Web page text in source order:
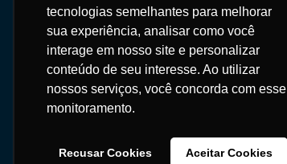
tecnologias semelhantes para melhorar
sua experiência, analisar como você
interage em nosso site e personalizar
conteúdo de seu interesse. Ao utilizar
nossos serviços, você concorda com esse
monitoramento.
Recusar Cookies Aceitar Cookies
tecnologias semelhantes para melhorar
sua experiência, analisar como você
interage em nosso site e personalizar
conteúdo de seu interesse. Ao utilizar
nossos serviços, você concorda com esse
monitoramento.
Recusar Cookies Aceitar Cookies
55 11 93099-4321
contato@grupoinvestor.com.br